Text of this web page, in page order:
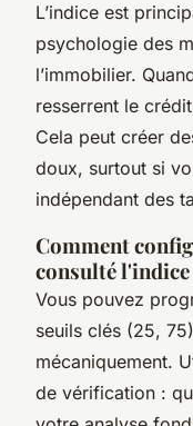
L’indice est
psychologie des
l’immobilier.
resserrent le
Cela peut créer
doux, surtout si
indépendant des
Comment
consulté l'indice
Vous pouvez
seuils clés (25,
mécaniquement.
de vérification :